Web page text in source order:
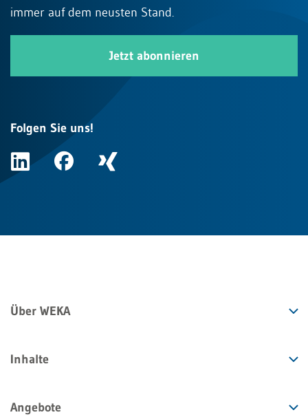
immer auf dem neusten Stand.
Jetzt abonnieren
Folgen Sie uns!
Über WEKA
Inhalte
Angebote